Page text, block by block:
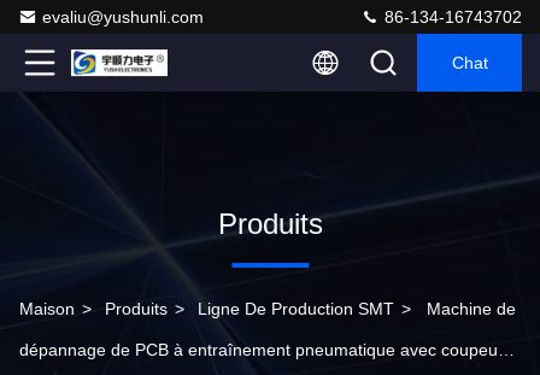
evaliu@yushunli.com 86-134-16743702
Chat
Produits
Maison > Produits > Ligne De Production SMT > Machine de
dépannage de PCB à entraînement pneumatique avec coupeuse